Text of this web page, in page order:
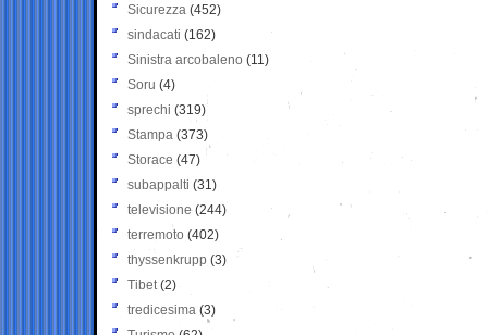
Sicurezza (452)
sindacati (162)
Sinistra arcobaleno (11)
Soru (4)
sprechi (319)
Stampa (373)
Storace (47)
subappalti (31)
televisione(244)
terremoto (402)
thyssenkrupp (3)
Tibet(2)
tredicesima (3)